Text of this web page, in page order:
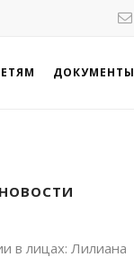
ДОКУМЕНТЫ
НОВОСТИ
в лицах: Лилиана